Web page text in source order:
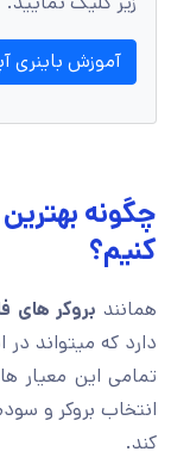
آموزش باینری
چگونه
کنیم؟
همانند بروکر های
دارد که میتواند
تمامی این معیار
انتخاب بروکر و
کند.